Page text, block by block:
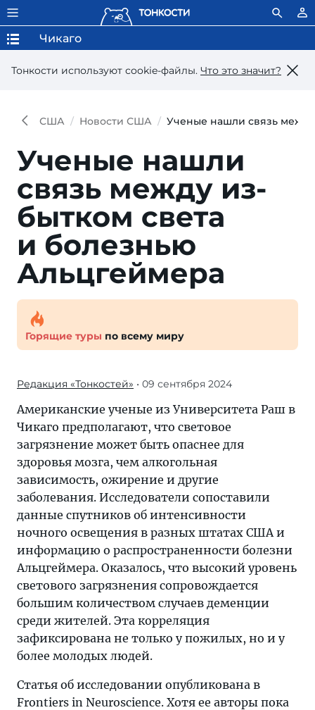
Тонкости используют сookie-файлы. Что это значит?
Чикаго
США Новости США Ученые нашли связь
Ученые нашли
связь между из­
бытком света
и болез­нью
Альцгеймера
Горящие туры по всему миру
Редакция «Тонкостей» • 09 сентября 2024
Американские ученые из Университета Раш в
Чикаго предполагают, что световое
загрязнение может быть опаснее для
здоровья мозга, чем алкогольная
зависимость, ожирение и другие
заболевания. Исследователи сопоставили
данные спутников об интенсивности
ночного освещения в разных штатах США и
информацию о распространенности болезни
Альцгеймера. Оказалось, что высокий уровень
светового загрязнения сопровождается
большим количеством случаев деменции
среди жителей. Эта корреляция
зафиксирована не только у пожилых, но и у
более молодых людей.
Статья об исследовании опубликована в
Frontiers in Neuroscience. Хотя ее авторы пока